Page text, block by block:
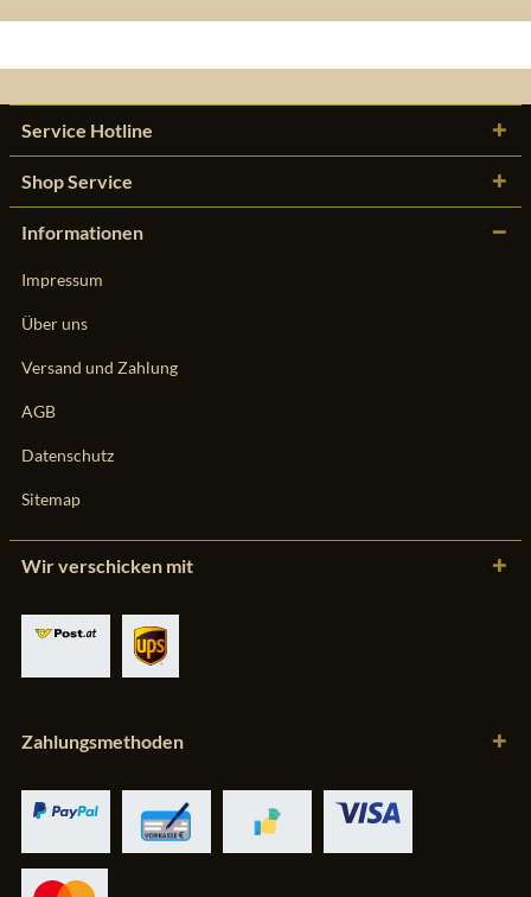
Service Hotline
Shop Service
Informationen
Impressum
Über uns
Versand und Zahlung
AGB
Datenschutz
Sitemap
Wir verschicken mit
Zahlungsmethoden